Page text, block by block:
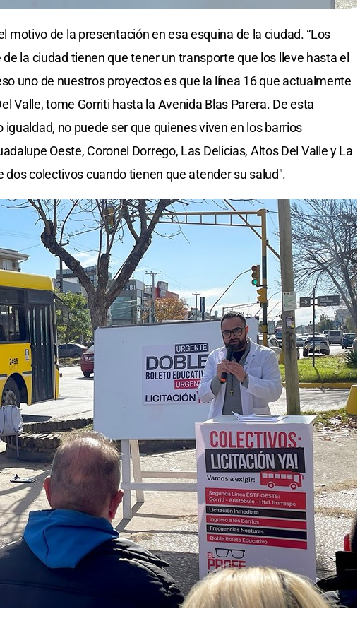
motivo de la presentación en esa esquina de la ciudad. “Los
la ciudad tienen que tener un transporte que los lleve hasta el
uno de nuestros proyectos es que la línea 16 que actualmente
Valle, tome Gorriti hasta la Avenida Blas Parera. De esta
no puede ser que quienes viven en los barrios
Oeste, Coronel Dorrego, Las Delicias, Altos Del Valle y La
colectivos cuando tienen que atender su salud".